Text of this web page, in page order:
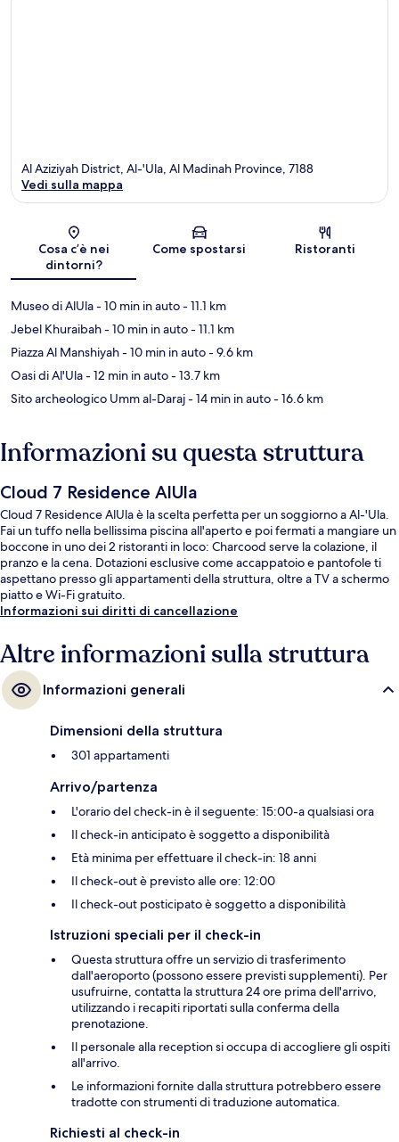
Mappa
Al Aziziyah District, Al-'Ula, Al Madinah Province, 7188
Vedi sulla mappa
Cosa c’è nei
dintorni?
Come spostarsi Ristoranti
Museo di AlUla- 10 min in auto- 11.1 km
Jebel Khuraibah- 10 min in auto- 11.1 km
Piazza Al Manshiyah- 10 min in auto- 9.6 km
Oasi di Al'Ula- 12 min in auto- 13.7 km
Sito archeologico Umm al-Daraj- 14 min in auto- 16.6 km
Informazioni su questa struttura
Cloud 7 Residence AlUla
Cloud 7 Residence AlUla è la scelta perfetta per un soggiorno a Al-'Ula.
Fai un tuffo nella bellissima piscina all'aperto e poi fermati a mangiare un
boccone in uno dei 2 ristoranti in loco: Charcood serve la colazione, il
pranzo e la cena. Dotazioni esclusive come accappatoio e pantofole ti
aspettano presso gli appartamenti della struttura, oltre a TV a schermo
piatto e Wi-Fi gratuito.
Informazioni sui diritti di cancellazione
Altre informazioni sulla struttura
Informazioni generali
Dimensioni della struttura
301 appartamenti
Arrivo/partenza
L'orario del check-in è il seguente: 15:00-a qualsiasi ora
Il check-in anticipato è soggetto a disponibilità
Età minima per effettuare il check-in: 18 anni
Il check-out è previsto alle ore: 12:00
Il check-out posticipato è soggetto a disponibilità
Istruzioni speciali per il check-in
Questa struttura offre un servizio di trasferimento
dall'aeroporto (possono essere previsti supplementi). Per
usufruirne, contatta la struttura 24 ore prima dell'arrivo,
utilizzando i recapiti riportati sulla conferma della
prenotazione.
Il personale alla reception si occupa di accogliere gli ospiti
all'arrivo.
Le informazioni fornite dalla struttura potrebbero essere
tradotte con strumenti di traduzione automatica.
Richiesti al check-in